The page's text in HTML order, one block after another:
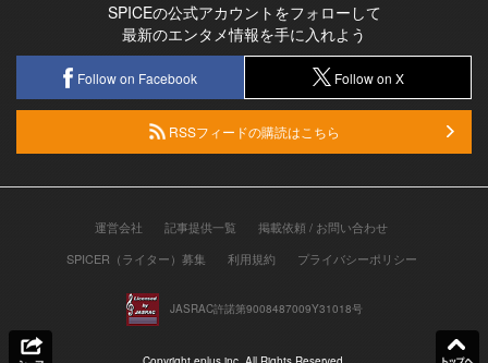
SPICEの公式アカウントをフォローして
最新のエンタメ情報を手に入れよう
Follow on Facebook Follow on X
RSSフィードの購読はこちら
運営会社 記事提供一覧
掲載依頼 / お問い合わせ
SPICER（ライター）募集
利用規約 プライバシーポリシー
JASRAC許諾第9008487009Y31018号